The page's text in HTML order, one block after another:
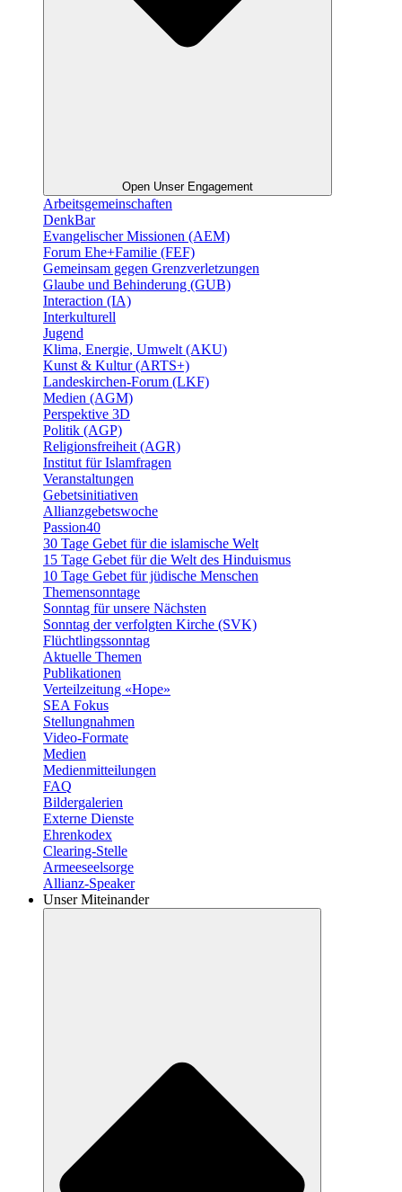
Open Unser Engagement
Arbeitsgemeinschaften
DenkBar
Evangelischer Missionen (AEM)
Forum Ehe+Familie (FEF)
Gemeinsam gegen Grenzverletzungen
Glaube und Behinderung (GUB)
Interaction (IA)
Interkulturell
Jugend
Klima, Energie, Umwelt (AKU)
Kunst & Kultur (ARTS+)
Landeskirchen-Forum (LKF)
Medien (AGM)
Perspektive 3D
Politik (AGP)
Religionsfreiheit (AGR)
Institut für Islamfragen
Veranstaltungen
Gebetsinitiativen
Allianzgebetswoche
Passion40
30 Tage Gebet für die islamische Welt
15 Tage Gebet für die Welt des Hinduismus
10 Tage Gebet für jüdische Menschen
Themensonntage
Sonntag für unsere Nächsten
Sonntag der verfolgten Kirche (SVK)
Flüchtlingssonntag
Aktuelle Themen
Publikationen
Verteilzeitung «Hope»
SEA Fokus
Stellungnahmen
Video-Formate
Medien
Medienmitteilungen
FAQ
Bildergalerien
Externe Dienste
Ehrenkodex
Clearing-Stelle
Armeeseelsorge
Allianz-Speaker
Unser Miteinander